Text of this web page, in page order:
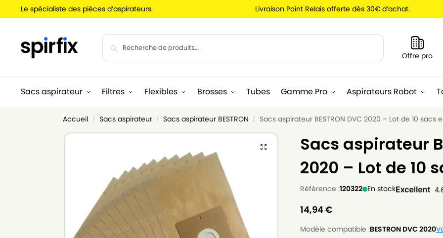
Le spécialiste des pièces d’aspirateurs. Livraison Point Relais offerte dès 30€ d’achat.
Offre pro
Sacs aspirateur Filtres Flexibles Brosses Tubes Gamme Pro Aspirateurs Robot
Accueil / Sacs aspirateur / Sacs aspirateur BESTRON / Sacs aspirateur BESTRON DVC 2020 – Lot de 10 sacs
Sacs aspirateur
2020 – Lot de 10
Référence :120322 En stock
14,94€
Modèle compatible :BESTRON DVC 2020